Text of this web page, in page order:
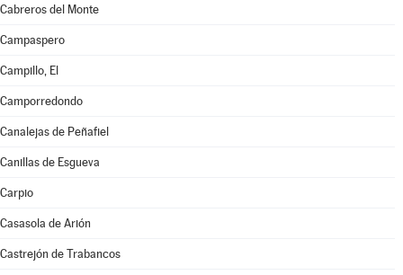
Cabreros del Monte
Campaspero
Campillo, El
Camporredondo
Canalejas de Peñafiel
Canillas de Esgueva
Carpio
Casasola de Arión
Castrejón de Trabancos